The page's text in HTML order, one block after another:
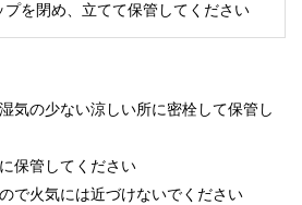
を閉め、立てて保管してください
気の少ない涼しい所に密栓して保管し
保管してください
で火気には近づけないでください